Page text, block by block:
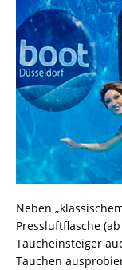
Neben
Pressluftflasche
Taucheinsteiger
Tauchen